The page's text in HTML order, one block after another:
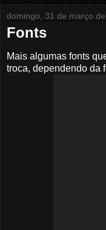
domingo, 31 de março
Fonts
Mais algumas fonts
troca, dependendo da